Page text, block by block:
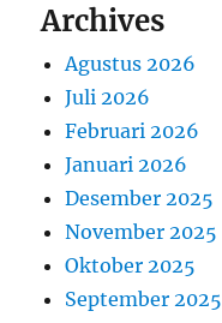
Archives
Agustus 2026
Juli 2026
Februari 2026
Januari 2026
Desember 2025
November 2025
Oktober 2025
September 2025